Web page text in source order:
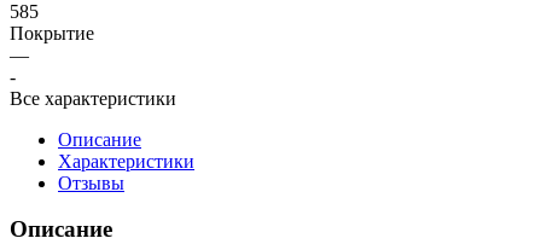
585
Покрытие
—
-
Все характеристики
Описание
Характеристики
Отзывы
Описание